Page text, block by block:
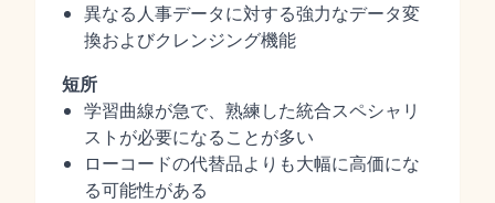
異なる人事データに対する強力なデータ変
換およびクレンジング機能
短所
学習曲線が急で、熟練した統合スペシャリ
ストが必要になることが多い
ローコードの代替品よりも大幅に高価にな
る可能性がある